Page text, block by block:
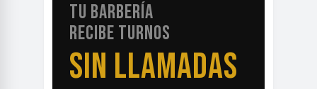
TU BARBERÍA
RECIBE TURNOS
SIN LLAMADAS